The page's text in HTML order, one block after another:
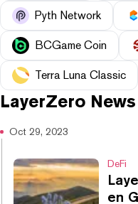
Pyth Network
BCGame Coin
Terra Luna Classic
LayerZero News
Oct 29, 2023
DeFi
en